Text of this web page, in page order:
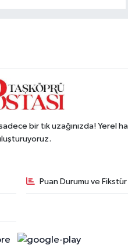
bir tık uzağınızda! Yerel
Puan Durumu ve Fikstür